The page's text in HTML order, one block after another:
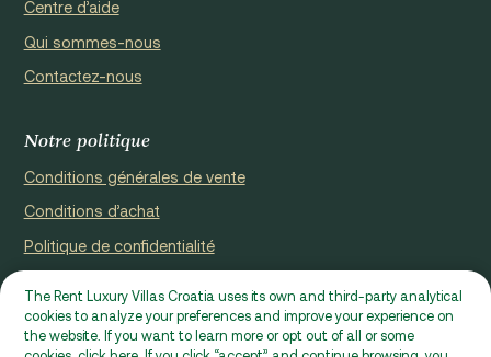
Centre d’aide
Qui sommes-nous
Contactez-nous
Notre politique
Conditions générales de vente
Conditions d’achat
Politique de confidentialité
Site web enregistré par Domus properties d.o.o., Ćaleta-Cari 53a,
The Rent Luxury Villas Croatia uses its own and third-party analytical
cookies to analyze your preferences and improve your experience on
the website. If you want to learn more or opt out of all or some